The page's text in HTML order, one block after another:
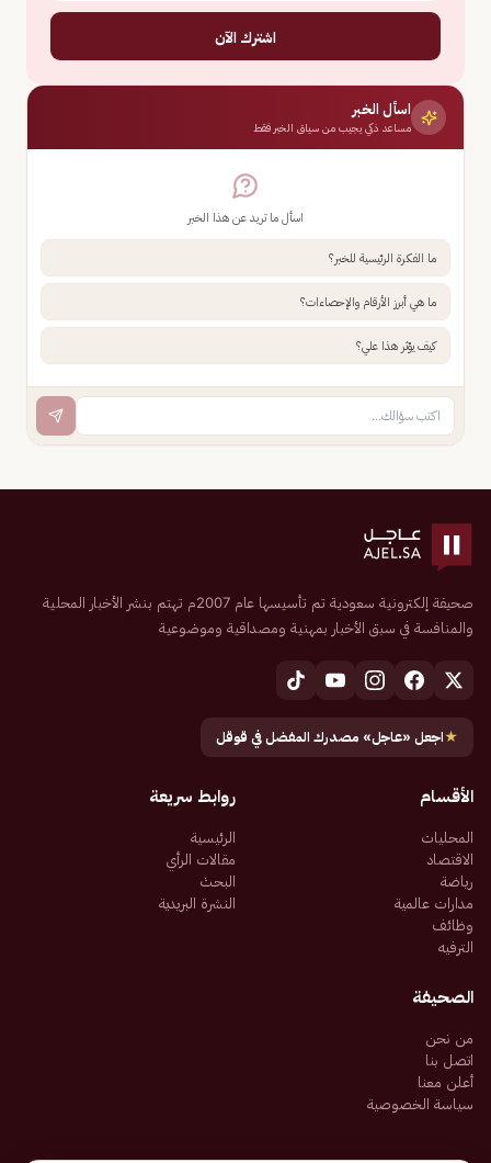
اشترك الآن
اسأل الخبر
مساعد ذكي يجيب من سياق الخبر فقط
اسأل ما تريد عن هذا الخبر
ما الفكرة الرئيسية للخبر؟
ما هي أبرز الأرقام والإحصاءات؟
كيف يؤثر هذا علي؟
صحيفة إلكترونية سعودية تم تأسيسها عام 2007م تهتم بنشر الأخبار المحلية
والمنافسة في سبق الأخبار بمهنية ومصداقية وموضوعية
★اجعل «عاجل» مصدرك المفضل في قوقل
الأقسام
المحليات
الاقتصاد
رياضة
مدارات عالمية
وظائف
الترفيه
روابط سريعة
الرئيسية
مقالات الرأي
البحث
النشرة البريدية
الصحيفة
من نحن
اتصل بنا
أعلن معنا
سياسة الخصوصية